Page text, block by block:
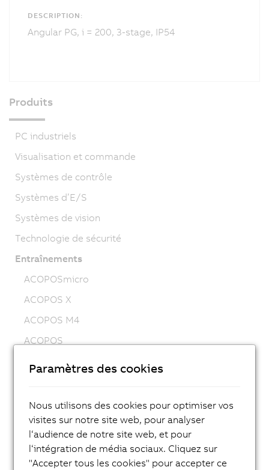
DESCRIPTION:
Angular PG, i = 200, 3-stage, IP54
Produits
PC industriels
Visualisation et commande
Systèmes de contrôle
Systèmes d’E/S
Systèmes de vision
Technologie de sécurité
Entraînements
ACOPOSmicro
ACOPOS X
ACOPOS M4
ACOPOS
ACOPOSremote
ACOPOSmotor
Variable frequency drives (VFD)
8LS-4 synchronous motors
Paramètres des cookies
Nous utilisons des cookies pour optimiser vos
visites sur notre site web, pour analyser
l‘audience de notre site web, et pour
l‘intégration de média sociaux. Cliquez sur
"Accepter tous les cookies" pour accepter ce